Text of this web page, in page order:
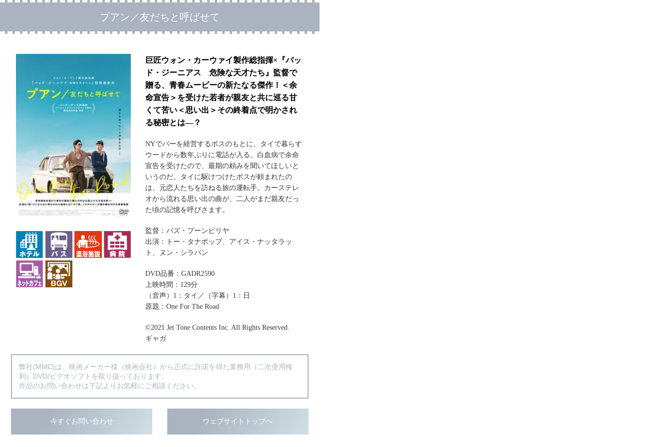
プアン／友だちと呼ばせて
巨匠ウォン・カーウァイ製作総指揮×『バッ
ド・ジーニアス 危険な天才たち』監督で
贈る、青春ムービーの新たなる傑作！＜余
命宣告＞を受けた若者が親友と共に巡る甘
くて苦い＜思い出＞その終着点で明かされ
る秘密とは―？
NYでバーを経営するボスのもとに、タイで暮らす
ウードから数年ぶりに電話が入る。白血病で余命
宣告を受けたので、最期の頼みを聞いてほしいと
いうのだ。タイに駆けつけたボスが頼まれたの
は、元恋人たちを訪ねる旅の運転手。カーステレ
オから流れる思い出の曲が、二人がまだ親友だっ
た頃の記憶を呼びさます。
監督：バズ・プーンピリヤ
出演：トー・タナポップ、アイス・ナッタラッ
ト、ヌン・シラパン
DVD品番：GADR2590
上映時間：129分
（音声）1：タイ／（字幕）1：日
原題：One For The Road
©2021 Jet Tone Contents Inc. All Rights Reserved.
ギャガ
弊社(MMC)は、映画メーカー様（映画会社）から正式に許諾を得た業務用（二次使用権
利）DVD/ビデオソフトを取り扱っております。
作品のお問い合わせは下記よりお気軽にご相談ください。
今すぐお問い合わせ ウェブサイトトップへ